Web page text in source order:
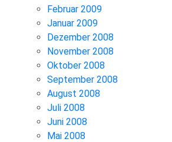
Februar 2009
Januar 2009
Dezember 2008
November 2008
Oktober 2008
September 2008
August 2008
Juli 2008
Juni 2008
Mai 2008